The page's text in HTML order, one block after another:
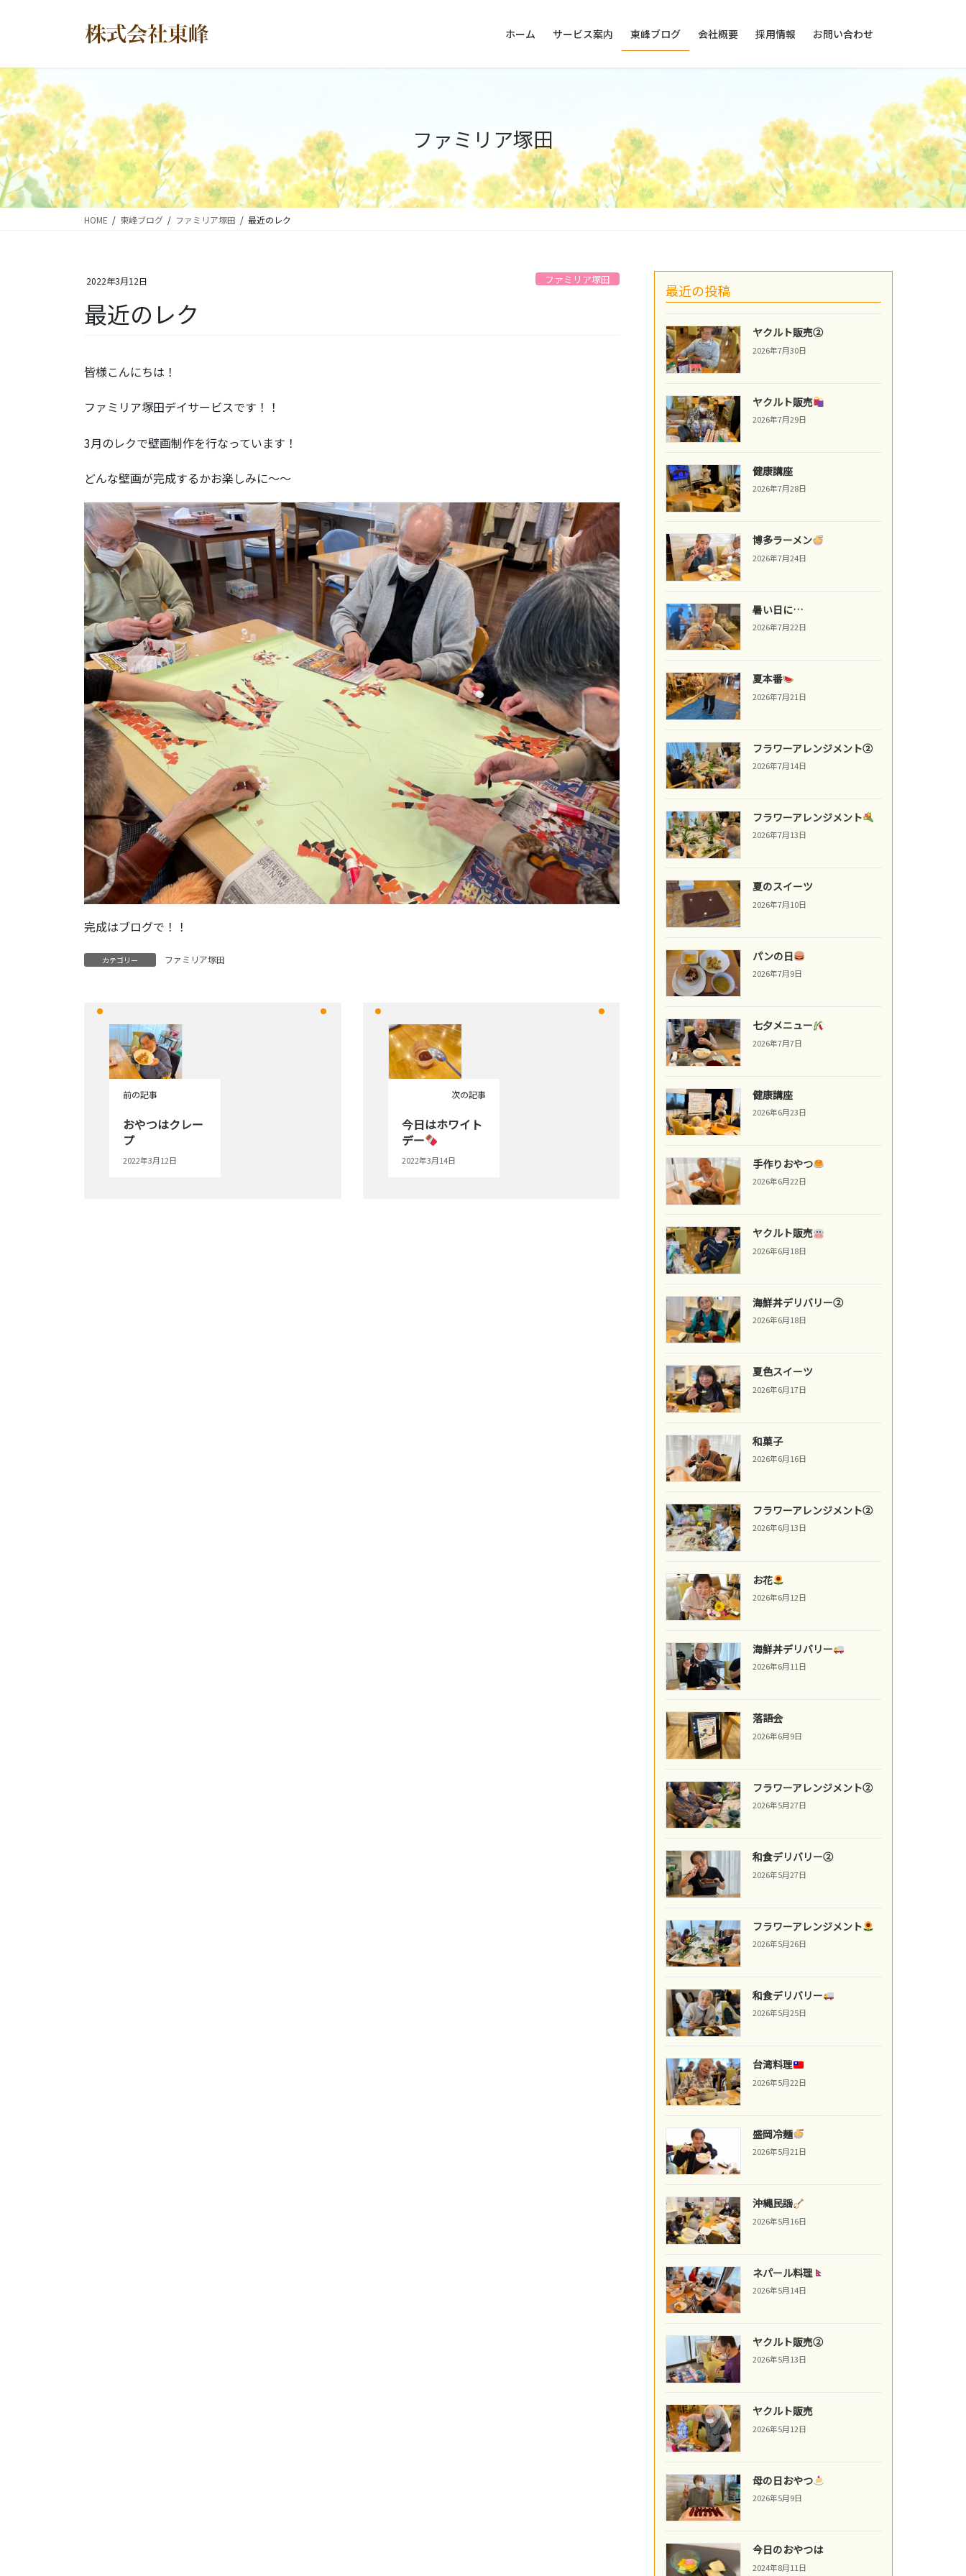
ツ
に
移
動
シ
ョ
ン
に
移
動
ホーム サービス案内 東峰ブログ 会社概要 採用情報 お問い合わせ
ファミリア塚田
HOME 東峰ブログ ファミリア塚田 最近のレク
2022年3月12日 ファミリア塚田
最近のレク
皆様こんにちは！
ファミリア塚田デイサービスです！！
3月のレクで壁画制作を行なっています！
どんな壁画が完成するかお楽しみに〜〜
完成はブログで！！
カテゴリー ファミリア塚田
前の記事
おやつはクレー
プ
2022年3月12日
次の記事
今日はホワイト
デー
2022年3月14日
最近の投稿
ヤクルト販売②
2026年7月30日
ヤクルト販売
2026年7月29日
健康講座
2026年7月28日
博多ラーメン
2026年7月24日
暑い日に…
2026年7月22日
夏本番
2026年7月21日
フラワーアレンジメント②
2026年7月14日
フラワーアレンジメント
2026年7月13日
夏のスイーツ
2026年7月10日
パンの日
2026年7月9日
七夕メニュー
2026年7月7日
健康講座
2026年6月23日
手作りおやつ
2026年6月22日
ヤクルト販売
2026年6月18日
海鮮丼デリバリー②
2026年6月18日
夏色スイーツ
2026年6月17日
和菓子
2026年6月16日
フラワーアレンジメント②
2026年6月13日
お花
2026年6月12日
海鮮丼デリバリー
2026年6月11日
落語会
2026年6月9日
フラワーアレンジメント②
2026年5月27日
和食デリバリー②
2026年5月27日
フラワーアレンジメント
2026年5月26日
和食デリバリー
2026年5月25日
台湾料理
2026年5月22日
盛岡冷麺
2026年5月21日
沖縄民謡
2026年5月16日
ネパール料理
2026年5月14日
ヤクルト販売②
2026年5月13日
ヤクルト販売
2026年5月12日
母の日おやつ
2026年5月9日
今日のおやつは
2024年8月11日